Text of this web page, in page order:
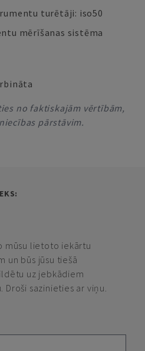
turētāji: iso50
mērīšanas sistēma
no faktiskajām vērtībām,
pārstāvim.
mūsu lietoto iekārtu
un būs jūsu tiešā
uz jebkādiem
sazinieties ar viņu.